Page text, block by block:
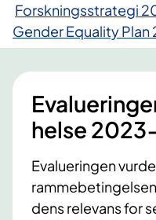
Forskningsstrategi
Gender Equality
helse
Evalueringen
dens relevans for